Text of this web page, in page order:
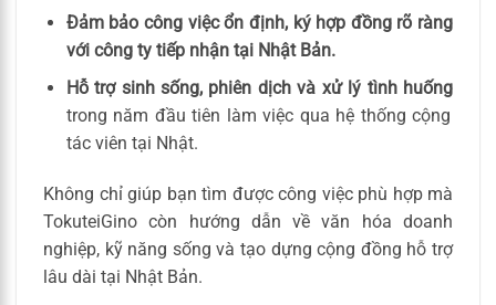
Đảm bảo công việc ổn định, ký hợp đồng rõ ràng
với công ty tiếp nhận tại Nhật Bản.
Hỗ trợ sinh sống, phiên dịch và xử lý tình huống
trong năm đầu tiên làm việc qua hệ thống cộng
tác viên tại Nhật.
Không chỉ giúp bạn tìm được công việc phù hợp mà
TokuteiGino còn hướng dẫn về văn hóa doanh
nghiệp, kỹ năng sống và tạo dựng cộng đồng hỗ trợ
lâu dài tại Nhật Bản.